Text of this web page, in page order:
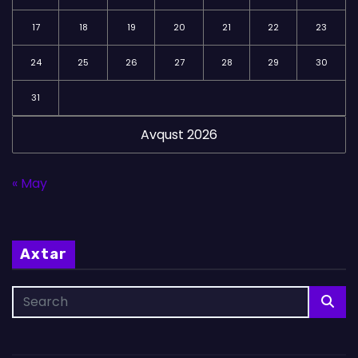
Avqust 2026
17 18 19 20 21 22 23
24 25 26 27 28 29 30
31
« May
Axtar